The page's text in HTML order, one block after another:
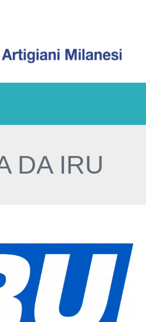
DA IRU